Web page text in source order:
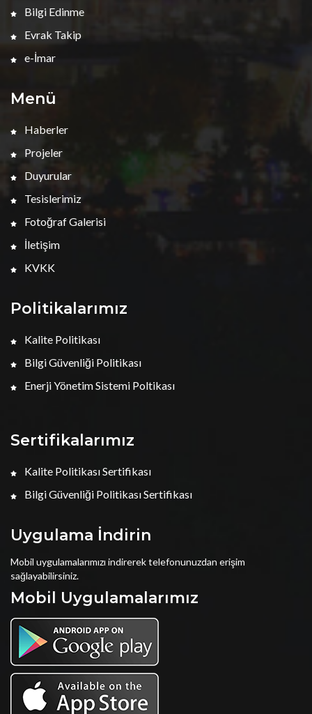
Bilgi Edinme
Evrak Takip
e-İmar
Menü
Haberler
Projeler
Duyurular
Tesislerimiz
Fotoğraf Galerisi
İletişim
KVKK
Politikalarımız
Kalite Politikası
Bilgi Güvenliği Politikası
Enerji Yönetim Sistemi Poltikası
Sertifikalarımız
Kalite Politikası Sertifikası
Bilgi Güvenliği Politikası Sertifikası
Uygulama İndirin
Mobil uygulamalarımızı indirerek telefonunuzdan erişim
sağlayabilirsiniz.
Mobil Uygulamalarımız